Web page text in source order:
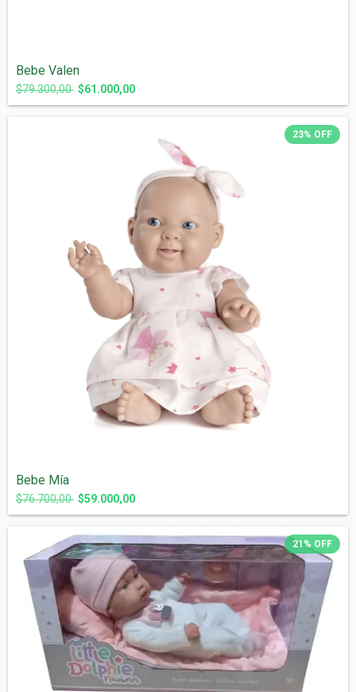
Bebe Valen
$79.300,00 $61.000,00
23% OFF
Bebe Mía
$76.700,00 $59.000,00
21% OFF